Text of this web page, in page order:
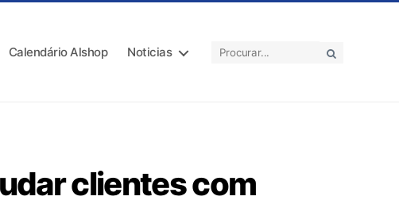
Calendário Alshop Noticias
clientes com